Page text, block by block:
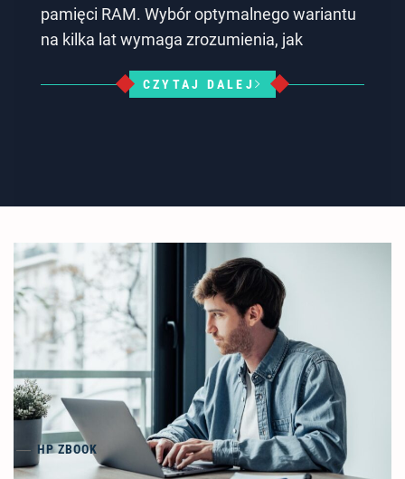
pamięci RAM. Wybór optymalnego wariantu
na kilka lat wymaga zrozumienia, jak
CZYTAJ DALEJ
HP ZBOOK